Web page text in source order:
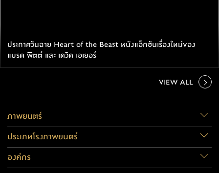
ประกาศวันฉาย Heart of the Beast หนังแอ็กชันเรื่องใหม่ของ
แบรด พิตต์ และ เดวิด เอเยอร์
VIEW ALL
ภาพยนตร์
ประเภทโรงภาพยนตร์
องค์กร